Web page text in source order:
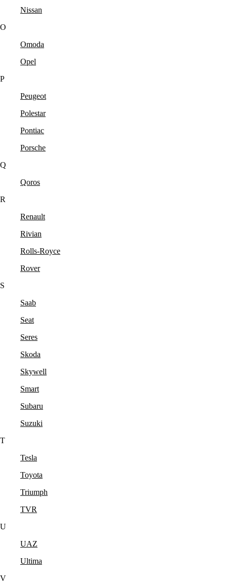
Nissan
O
Omoda
Opel
P
Peugeot
Polestar
Pontiac
Porsche
Q
Qoros
R
Renault
Rivian
Rolls-Royce
Rover
S
Saab
Seat
Seres
Skoda
Skywell
Smart
Subaru
Suzuki
T
Tesla
Toyota
Triumph
TVR
U
UAZ
Ultima
V